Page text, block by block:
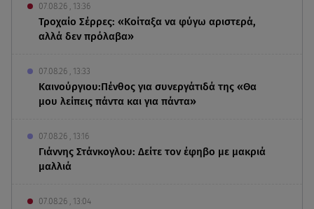
07.08.26 , 13:36
Τροχαίο Σέρρες: «Κοίταξα να φύγω αριστερά,
αλλά δεν πρόλαβα»
07.08.26 , 13:33
Καινούργιου:Πένθος για συνεργάτιδά της «Θα
μου λείπεις πάντα και για πάντα»
07.08.26 , 13:16
Γιάννης Στάνκογλου: Δείτε τον έφηβο με μακριά
μαλλιά
07.08.26 , 13:04